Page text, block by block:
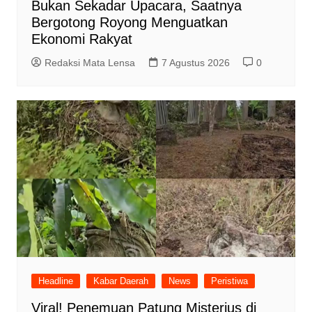
Bukan Sekadar Upacara, Saatnya
Bergotong Royong Menguatkan
Ekonomi Rakyat
Redaksi Mata Lensa 7 Agustus 2026 0
Headline Kabar Daerah News Peristiwa
Viral! Penemuan Patung Misterius di